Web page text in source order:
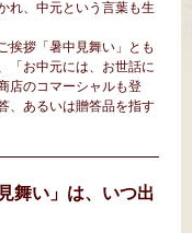
れ、中元という言葉も生
挨拶「暑中見舞い」とも
「お中元には、お世話に
店のコマーシャルも登
、あるいは贈答品を指す
舞い」は、いつ出